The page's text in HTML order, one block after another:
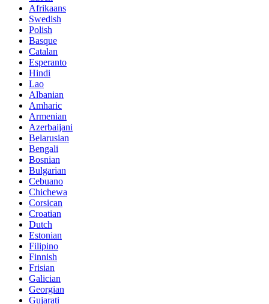
Afrikaans
Swedish
Polish
Basque
Catalan
Esperanto
Hindi
Lao
Albanian
Amharic
Armenian
Azerbaijani
Belarusian
Bengali
Bosnian
Bulgarian
Cebuano
Chichewa
Corsican
Croatian
Dutch
Estonian
Filipino
Finnish
Frisian
Galician
Georgian
Gujarati